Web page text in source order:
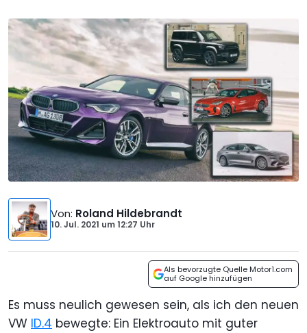
Von: Roland Hildebrandt
10. Jul. 2021 um12:27 Uhr
Als bevorzugte Quelle Motor1.com
auf Google hinzufügen
Es muss neulich gewesen sein, als ich den neuen
VW ID.4 bewegte: Ein Elektroauto mit guter